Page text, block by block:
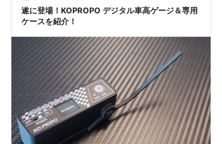
身、最初は正直なところ「手動でも十分使えるし、そこ
まで必要かな？」と思っていた…
遂に登場！KOPROPO デジタル車高ゲージ＆専用
ケースを紹介！